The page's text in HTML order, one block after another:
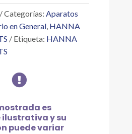
Categorías: Aparatos
en General, HANNA
Etiqueta: HANNA

es
y su
puede variar